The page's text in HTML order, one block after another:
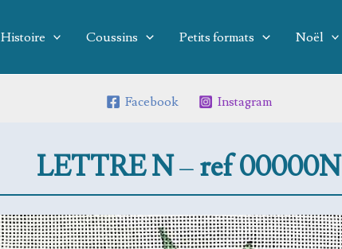
Histoire Coussins Petits formats Noël
Facebook Instagram
LETTRE N–ref 00000N